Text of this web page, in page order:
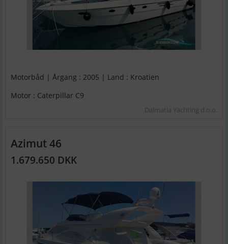
Motorbåd | Årgang : 2005 | Land : Kroatien
Motor : Caterpillar C9
Dalmatia Yachting d.o.o.
Azimut 46
1.679.650 DKK